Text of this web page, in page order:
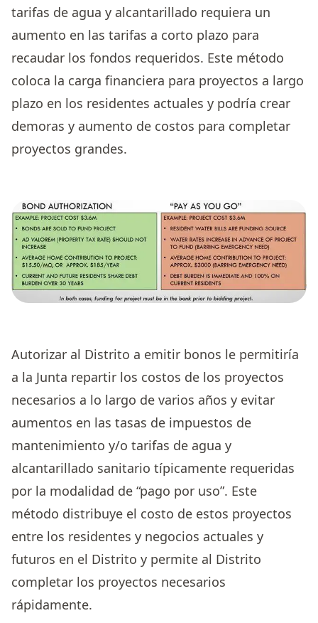
tarifas de agua y alcantarillado requiera un
aumento en las tarifas a corto plazo para
recaudar los fondos requeridos. Este método
coloca la carga financiera para proyectos a largo
plazo en los residentes actuales y podría crear
demoras y aumento de costos para completar
proyectos grandes.
Autorizar al Distrito a emitir bonos le permitiría
a la Junta repartir los costos de los proyectos
necesarios a lo largo de varios años y evitar
aumentos en las tasas de impuestos de
mantenimiento y/o tarifas de agua y
alcantarillado sanitario típicamente requeridas
por la modalidad de “pago por uso”. Este
método distribuye el costo de estos proyectos
entre los residentes y negocios actuales y
futuros en el Distrito y permite al Distrito
completar los proyectos necesarios
rápidamente.